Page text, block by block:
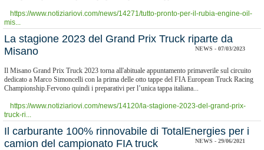
https://www.notiziariovi.com/news/14271/tutto-pronto-per-il-rubia-engine-oil-
mis...
La stagione 2023 del Grand Prix Truck riparte da
Misano
NEWS - 07/03/2023
Il Misano Grand Prix Truck 2023 torna all'abituale appuntamento primaverile sul circuito
dedicato a Marco Simoncelli con la prima delle otto tappe del FIA European Truck Racing
Championship.Fervono quindi i preparativi per l’unica tappa italiana...
https://www.notiziariovi.com/news/14120/la-stagione-2023-del-grand-prix-
truck-ri...
Il carburante 100% rinnovabile di TotalEnergies per i
camion del campionato FIA truck
NEWS - 29/06/2021